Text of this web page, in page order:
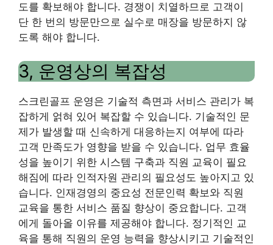
도를 확보해야 합니다. 경쟁이 치열하므로 고객이
단 한 번의 방문만으로 실수로 매장을 방문하지 않
도록 해야 합니다.
3, 운영상의 복잡성
스크린골프 운영은 기술적 측면과 서비스 관리가 복
잡하게 얽혀 있어 복잡할 수 있습니다. 기술적인 문
제가 발생할 때 신속하게 대응하는지 여부에 따라
고객 만족도가 영향을 받을 수 있습니다. 업무 효율
성을 높이기 위한 시스템 구축과 직원 교육이 필요
해짐에 따라 인적자원 관리의 필요성도 높아지고 있
습니다. 인재경영의 중요성 전문인력 확보와 직원
교육을 통한 서비스 품질 향상이 중요합니다. 고객
에게 돌아올 이유를 제공해야 합니다. 정기적인 교
육을 통해 직원의 운영 능력을 향상시키고 기술적인